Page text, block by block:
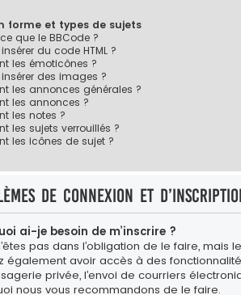
forme et types de sujets
ce que le BBCode ?
du code HTML ?
les émoticônes ?
des images ?
les annonces générales ?
les annonces ?
les notes ?
les sujets verrouillés ?
les icônes de sujet ?
de connexion et
ai-je besoin de m’inscrire ?
pas dans l’obligation de le faire,
également avoir accès à des
privée, l’envoi de courriers
nous vous recommandons de le faire.